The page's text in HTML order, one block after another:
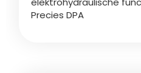
Precies DPA